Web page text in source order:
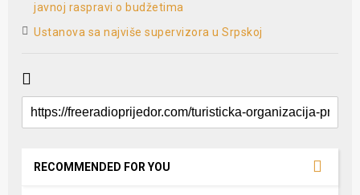
javnoj raspravi o budžetima
Ustanova sa najviše supervizora u Srpskoj
RECOMMENDED FOR YOU